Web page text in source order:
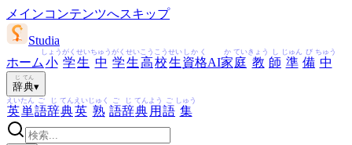
メインコンテンツへスキップ
Studia
ホーム 小
しょう
学
がく
生
せい
中
ちゅう
学
がく
生
せい
高
こう
校
こう
生
せい
資格
しかく
AI家
か
庭
てい
教
きょう
師
し
準
じゅん
備
び
中
ちゅう
辞
じ
典
てん
▾
英
えい
単
たん
語
ご
辞
じ
典
てん
英
えい
熟
じゅく
語
ご
辞
じ
典
てん
用
よう
語
ご
集
しゅう